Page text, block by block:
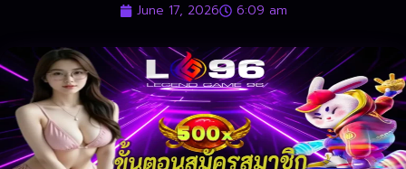
June 17, 2026 6:09 am